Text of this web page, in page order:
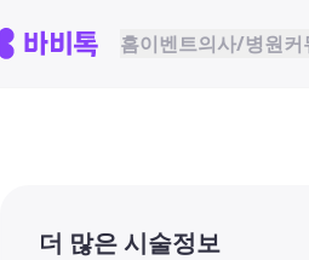
홈이벤트의사/병원커
더 많은 시술정보